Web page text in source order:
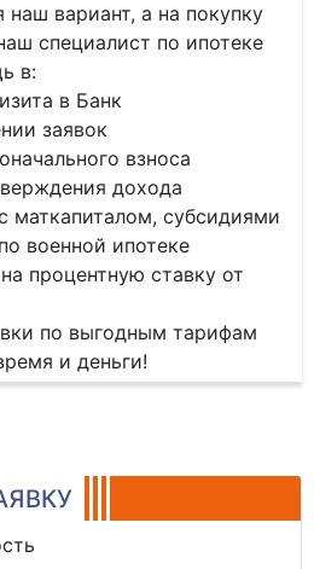
вариант, а на покупку
специалист по ипотеке
в:
в Банк
заявок
взноса
дохода
маткапиталом, субсидиями
военной ипотеке
процентную ставку от
по выгодным тарифам
и деньги!